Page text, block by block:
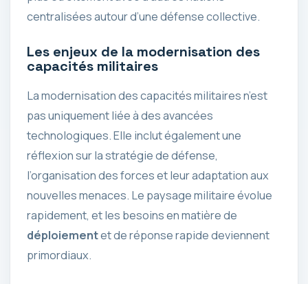
centralisées autour d’une défense collective.
Les enjeux de la modernisation des
capacités militaires
La modernisation des capacités militaires n’est
pas uniquement liée à des avancées
technologiques. Elle inclut également une
réflexion sur la stratégie de défense,
l’organisation des forces et leur adaptation aux
nouvelles menaces. Le paysage militaire évolue
rapidement, et les besoins en matière de
déploiementet de réponse rapide deviennent
primordiaux.